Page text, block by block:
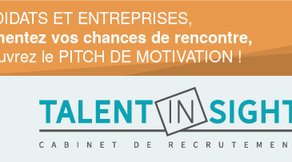
ET ENTREPRISES,
vos chances de rencontre,
le PITCH DE MOTIVATION !